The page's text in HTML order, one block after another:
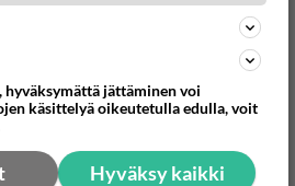
jättäminen voi
käsittelyä oikeutetulla edulla, voit
Hyväksy kaikki